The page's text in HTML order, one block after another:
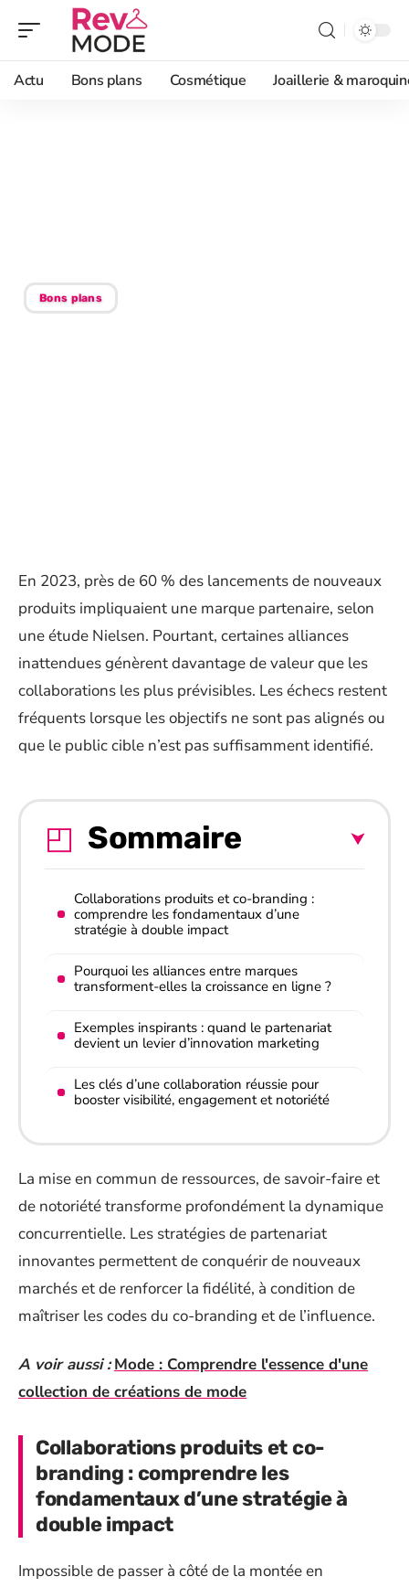
Actu Bons plans Cosmétique Joaillerie &
Bons plans
En 2023, près de 60 % des lancements de nouveaux
produits impliquaient une marque partenaire, selon
une étude Nielsen. Pourtant, certaines alliances
inattendues génèrent davantage de valeur que les
collaborations les plus prévisibles. Les échecs restent
fréquents lorsque les objectifs ne sont pas alignés ou
que le public cible n’est pas suffisamment identifié.
Sommaire
Collaborations produits et co-branding :
comprendre les fondamentaux d’une
stratégie à double impact
Pourquoi les alliances entre marques
transforment-elles la croissance en ligne ?
Exemples inspirants : quand le partenariat
devient un levier d’innovation marketing
Les clés d’une collaboration réussie pour
booster visibilité, engagement et notoriété
La mise en commun de ressources, de savoir-faire et
de notoriété transforme profondément la dynamique
concurrentielle. Les stratégies de partenariat
innovantes permettent de conquérir de nouveaux
marchés et de renforcer la fidélité, à condition de
maîtriser les codes du co-branding et de l’influence.
A voir aussi : Mode : Comprendre l'essence d'une
collection de créations de mode
Collaborations produits et co-
branding : comprendre les
fondamentaux d’une stratégie à
double impact
Impossible de passer à côté de la montée en